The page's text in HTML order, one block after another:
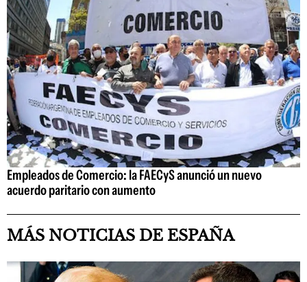
Empleados de Comercio: la FAECyS anunció un nuevo
acuerdo paritario con aumento
MÁS NOTICIAS DE ESPAÑA